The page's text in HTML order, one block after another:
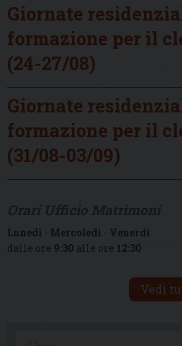
Giornate
formazione per il
(24-27/08)
Giornate
formazione per il
(31/08-03/09)
Lunedì - Mercoledì - Venerdì
dalle ore 9:30 alle ore 12:30
Vedi